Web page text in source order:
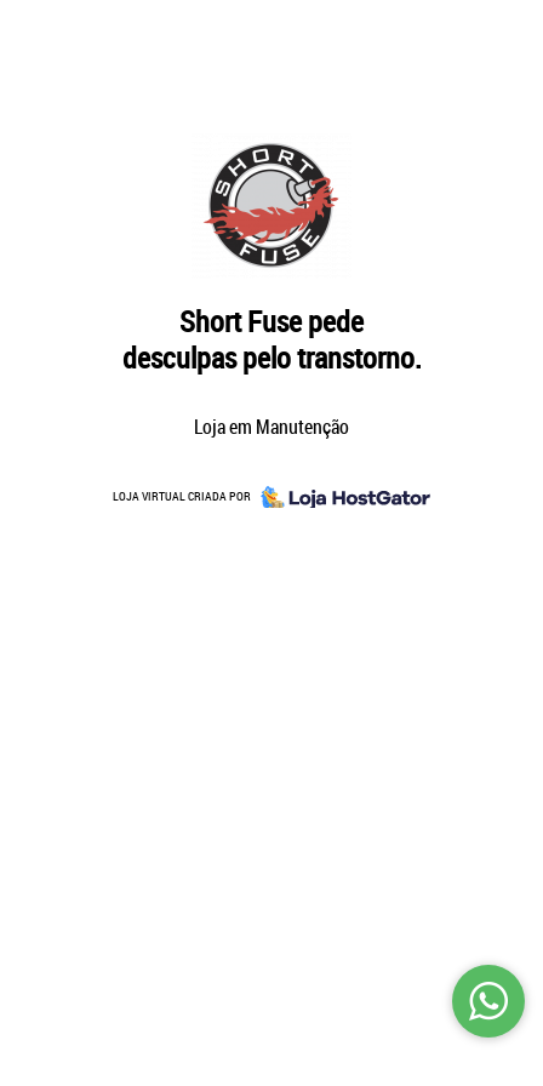
Short Fuse pede
desculpas pelo transtorno.
Loja em Manutenção
LOJA VIRTUAL CRIADA POR